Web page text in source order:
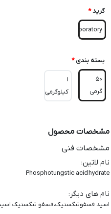
گرید*
Laboratory
بسته بندی *
50
گرمی
1
کیلوگرمی
مشخصات محصول
مشخصات فنی
نام لاتین:
Phosphotungstic acid hydrate
نام های دیگر :
اسید فسفوتنگستیک، فسفو تنگستیک